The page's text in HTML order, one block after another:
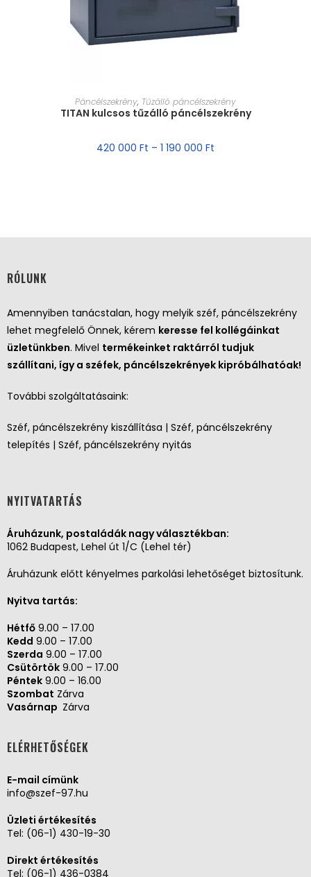
MÉRET VÁLASZTÁSA
Páncélszekrény, Tűzálló páncélszekrény
TITAN kulcsos tűzálló páncélszekrény
420 000 Ft – 1 190 000 Ft
RÓLUNK
Amennyiben tanácstalan, hogy melyik széf, páncélszekrény
lehet megfelelő Önnek, kérem keresse fel kollégáinkat
üzletünkben. Mivel termékeinket raktárról tudjuk
szállítani, így a széfek, páncélszekrények kipróbálhatóak!
További szolgáltatásaink:
Széf, páncélszekrény kiszállítása | Széf, páncélszekrény
telepítés | Széf, páncélszekrény nyitás
NYITVATARTÁS
Áruházunk, postaládák nagy választékban:
1062 Budapest, Lehel út 1/C (Lehel tér)
Áruházunk előtt kényelmes parkolási lehetőséget biztosítunk.
Nyitva tartás:
Hétfő 9.00 – 17.00
Kedd 9.00 – 17.00
Szerda 9.00 – 17.00
Csütörtök 9.00 – 17.00
Péntek 9.00 – 16.00
Szombat Zárva
Vasárnap Zárva
ELÉRHETŐSÉGEK
E-mail címünk
info@szef-97.hu
Üzleti értékesítés
Tel: (06-1) 430-19-30
Direkt értékesítés
Tel: (06-1) 436-0384